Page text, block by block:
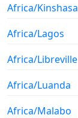
Africa/Kinshasa
Africa/Lagos
Africa/Libreville
Africa/Luanda
Africa/Malabo